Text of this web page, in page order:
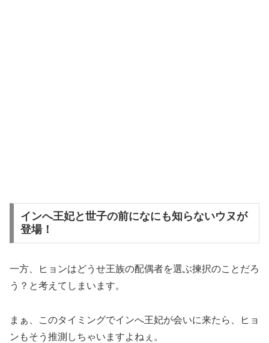
インへ王妃と世子の前になにも知らないウヌが
登場！
一方、ヒョンはどうせ王族の配偶者を選ぶ揀択のことだろ
う？と考えてしまいます。
まぁ、このタイミングでインへ王妃が会いに来たら、ヒョ
ンもそう推測しちゃいますよねぇ。